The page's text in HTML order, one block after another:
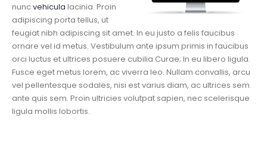
nuncvehicula lacinia. Proin
adipiscing porta tellus, ut
feugiat nibh adipiscing sit amet. In eu justo a felis faucibus
ornare vel id metus. Vestibulum ante ipsum primis in faucibus
orci luctus et ultrices posuere cubilia Curae; In eu libero ligula.
Fusce eget metus lorem, ac viverra leo. Nullam convallis, arcu
vel pellentesque sodales, nisi est varius diam, ac ultrices sem
ante quis sem. Proin ultricies volutpat sapien, nec scelerisque
ligula mollis lobortis.